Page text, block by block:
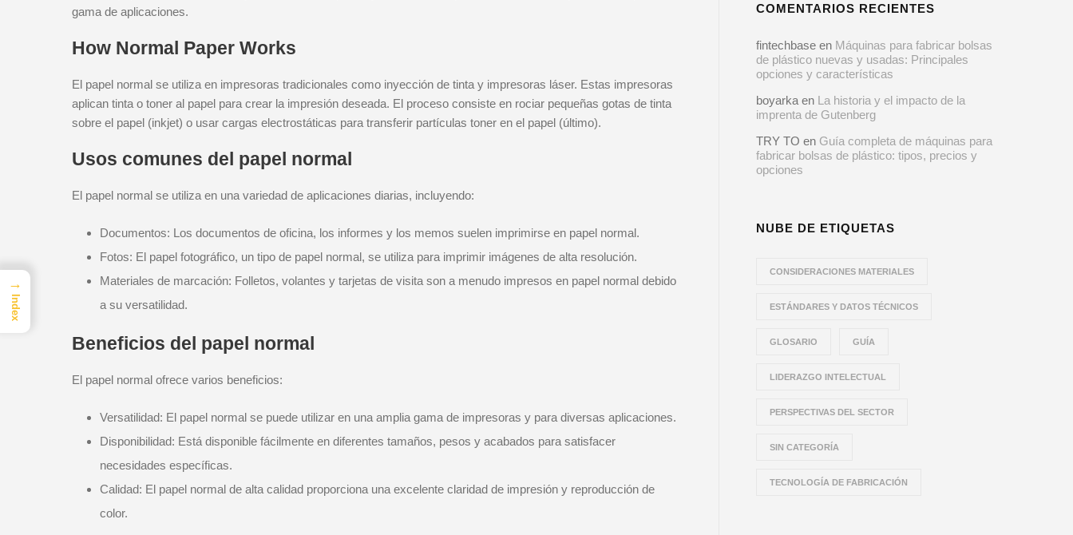
gama de aplicaciones.
How Normal Paper Works
El papel normal se utiliza en impresoras tradicionales como inyección de tinta y impresoras láser. Estas impresoras
aplican tinta o toner al papel para crear la impresión deseada. El proceso consiste en rociar pequeñas gotas de tinta
sobre el papel (inkjet) o usar cargas electrostáticas para transferir partículas toner en el papel (último).
Usos comunes del papel normal
El papel normal se utiliza en una variedad de aplicaciones diarias, incluyendo:
Documentos: Los documentos de oficina, los informes y los memos suelen imprimirse en papel normal.
Fotos: El papel fotográfico, un tipo de papel normal, se utiliza para imprimir imágenes de alta resolución.
Materiales de marcación: Folletos, volantes y tarjetas de visita son a menudo impresos en papel normal debido
a su versatilidad.
Beneficios del papel normal
El papel normal ofrece varios beneficios:
Versatilidad: El papel normal se puede utilizar en una amplia gama de impresoras y para diversas aplicaciones.
Disponibilidad: Está disponible fácilmente en diferentes tamaños, pesos y acabados para satisfacer
necesidades específicas.
Calidad: El papel normal de alta calidad proporciona una excelente claridad de impresión y reproducción de
color.
COMENTARIOS RECIENTES
fintechbase en Máquinas para fabricar bolsas
de plástico nuevas y usadas: Principales
opciones y características
boyarka en La historia y el impacto de la
imprenta de Gutenberg
TRY TO en Guía completa de máquinas para
fabricar bolsas de plástico: tipos, precios y
opciones
NUBE DE ETIQUETAS
CONSIDERACIONES MATERIALES
ESTÁNDARES Y DATOS TÉCNICOS
GLOSARIO GUÍA
LIDERAZGO INTELECTUAL
PERSPECTIVAS DEL SECTOR
SIN CATEGORÍA
TECNOLOGÍA DE FABRICACIÓN
→
Index